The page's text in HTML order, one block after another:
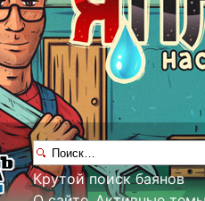
Крутой поиск баянов